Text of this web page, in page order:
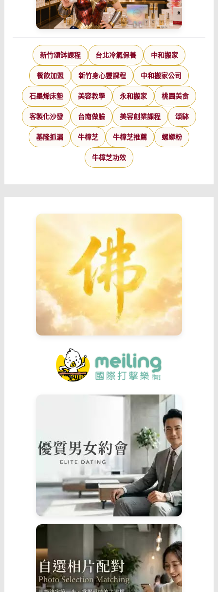
新竹頌缽課程 台北冷氣保養 中和搬家
餐飲加盟 新竹身心靈課程 中和搬家公司
石墨烯床墊 美容教學 永和搬家 桃園美食
客製化沙發 台南做臉 美容創業課程 頌缽
基隆抓漏 牛樟芝 牛樟芝推薦 螺螄粉
牛樟芝功效